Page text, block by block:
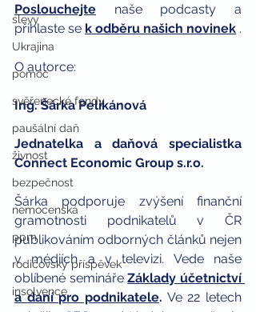
slevy
Ukrajina
pomoc
svěřenecké fondy
paušální daň
živnost
bezpečnost
nemocenská
ppm
rodičovský příspěvek
insolvence
Poslouchejte
naše podcasty a
přihlaste se k odběru našich novinek
O autorce:
Ing. Šárka Pelikánová
Jednatelka a daňová specialistka
Connect Economic Group s.r.o.
Šárka podporuje zvýšení finanční
gramotnosti podnikatelů v ČR
publikováním odborných článků nejen
v médiích a v televizi. Vede naše
oblíbené semináře Základy účetnictví
a daní pro podnikatele. Ve 22 letech